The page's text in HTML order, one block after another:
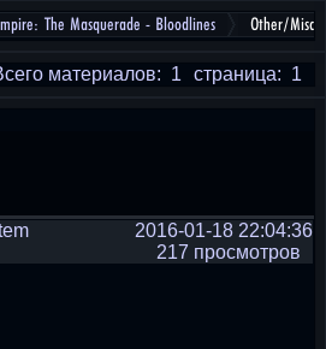
The Masquerade - Bloodlines Other/Misc
страница: 1
материалов: 1
2016-01-18 22:04:36
217 просмотров